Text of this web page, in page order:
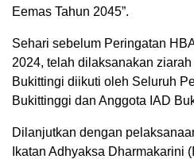
Eemas Tahun 2045”.
Sehari sebelum Peringatan
2024, telah dilaksanakan
Bukittingi diikuti oleh Seluruh
Bukittinggi dan Anggota IAD
Dilanjutkan dengan
Ikatan Adhyaksa Dharmakarini